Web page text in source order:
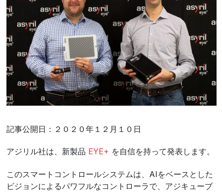
記事公開日：２０２０年１２月１０日
アジリル社は、新製品 EYE+ を自信を持って発表します。
このスマートコントロールシステムは、AIをベースとした
ビジョンによるパワフルなコントローラで、アジキューブ